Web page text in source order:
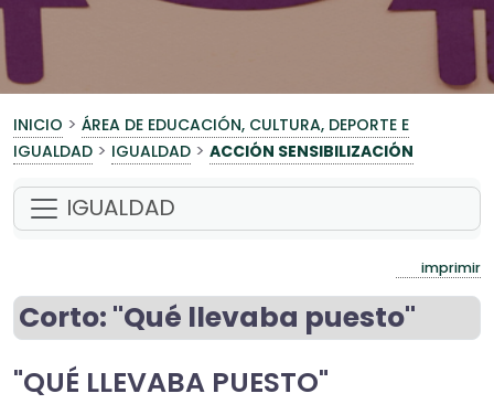
INICIO > ÁREA DE EDUCACIÓN, CULTURA, DEPORTE E
IGUALDAD > IGUALDAD > ACCIÓN SENSIBILIZACIÓN
IGUALDAD
imprimir
Corto: "Qué llevaba puesto"
"QUÉ LLEVABA PUESTO"